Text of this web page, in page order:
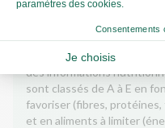
Qu’est-ce que le Nutri-
Le Nutri-score est un
des informations
sont classés de A à E en
favoriser (fibres, protéines,
et en aliments à limiter